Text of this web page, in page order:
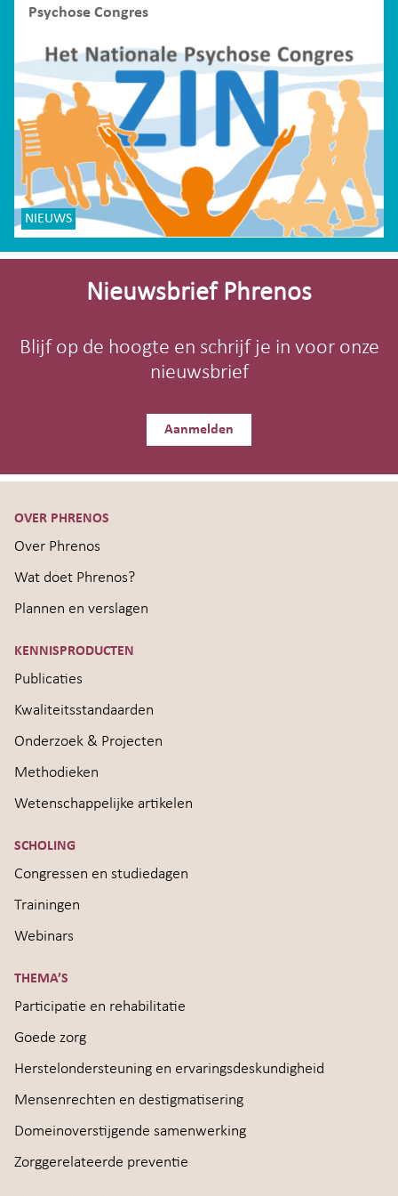
Psychose Congres
NIEUWS
Site-
Nieuwsbrief Phrenos
Blijf op de hoogte en schrijf je in voor onze
nieuwsbrief
Aanmelden
OVER PHRENOS
Over Phrenos
Wat doet Phrenos?
Plannen en verslagen
KENNISPRODUCTEN
Publicaties
Kwaliteitsstandaarden
Onderzoek & Projecten
Methodieken
Wetenschappelijke artikelen
SCHOLING
Congressen en studiedagen
Trainingen
Webinars
THEMA’S
Participatie en rehabilitatie
Goede zorg
Herstelondersteuning en ervaringsdeskundigheid
Mensenrechten en destigmatisering
Domeinoverstijgende samenwerking
Zorggerelateerde preventie